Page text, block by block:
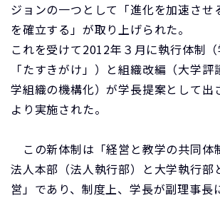
ジョンの一つとして「進化を加速させ
を確立する」が取り上げられた。
これを受けて2012年３月に執行体制
「たすきがけ」）と組織改編（大学評
学組織の機構化）が学長提案として出
より実施された。
この新体制は「経営と教学の共同体
法人本部（法人執行部）と大学執行部
営」であり、制度上、学長が副理事長